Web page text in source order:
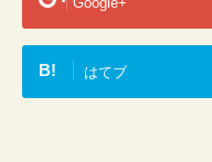
B! はてブ